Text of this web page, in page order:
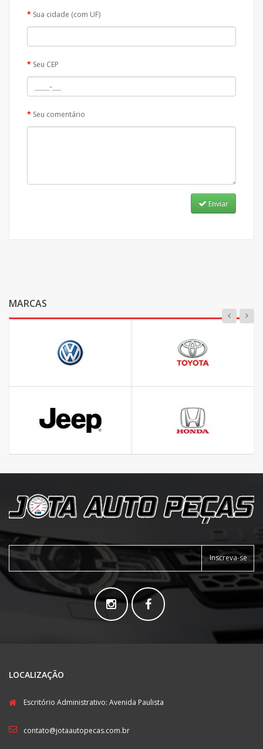
Sua cidade (com UF)
Seu CEP
Seu comentário
Enviar
MARCAS
Inscreva-se
LOCALIZAÇÃO
Escritório Administrativo: Avenida Paulista
contato@jotaautopecas.com.br